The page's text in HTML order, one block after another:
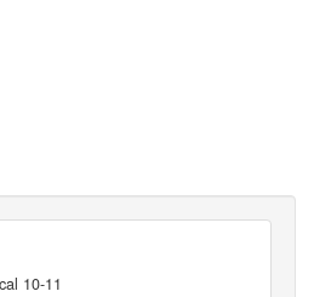
10-11